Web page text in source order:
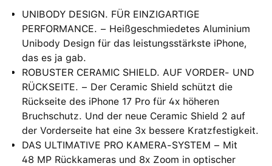
UNIBODY DESIGN. FÜR EINZIGARTIGE
PERFORMANCE. − Heißgeschmiedetes Aluminium
Unibody Design für das leistungsstärkste iPhone,
das es ja gab.
ROBUSTER CERAMIC SHIELD. AUF VORDER- UND
RÜCKSEITE. − Der Ceramic Shield schützt die
Rückseite des iPhone 17 Pro für 4x höheren
Bruchschutz. Und der neue Ceramic Shield 2 auf
der Vorderseite hat eine 3x bessere Kratzfestigkeit.
DAS ULTIMATIVE PRO KAMERA-SYSTEM − Mit
48 MP Rückkameras und 8x Zoom in optischer